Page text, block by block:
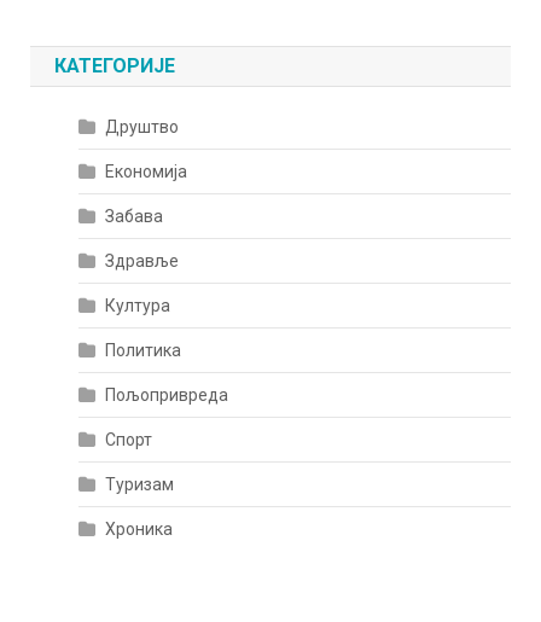
КАТЕГОРИЈЕ
Друштво
Економија
Забава
Здравље
Култура
Политика
Пољопривреда
Спорт
Туризам
Хроника